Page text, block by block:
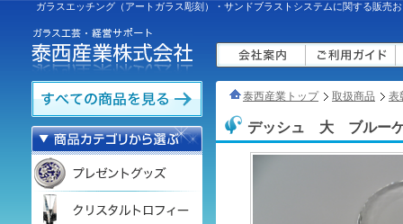
ガラスエッチング（アートガラス彫刻）・サンドブラストシステムに関する販売
泰西産業トップ 取扱商品 表
デッシュ 大 ブルー